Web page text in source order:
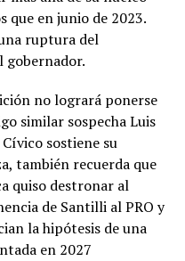
que en junio de 2023.
ruptura del
gobernador.
no logrará ponerse
similar sospecha Luis
sostiene su
también recuerda que
quiso destronar al
de Santilli al PRO y
la hipótesis de una
en 2027